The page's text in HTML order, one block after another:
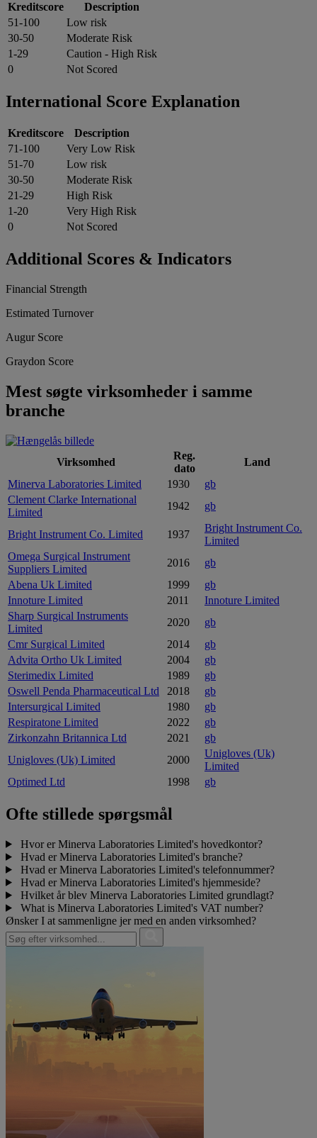
Kreditscore
Description
51-100
Low risk
30-50
Moderate Risk
1-29
Caution - High Risk
0
Not Scored
International Score Explanation
Kreditscore
Description
71-100
Very Low Risk
51-70
Low risk
30-50
Moderate Risk
21-29
High Risk
1-20
Very High Risk
0
Not Scored
Additional Scores & Indicators
Financial Strength
Estimated Turnover
Augur Score
Graydon Score
Mest søgte virksomheder i samme
branche
Virksomhed
Reg.
dato
Land
Minerva Laboratories Limited
1930
gb
Clement Clarke International
Limited
1942 gb
Bright Instrument Co. Limited 1937
Bright Instrument Co.
Limited
Omega Surgical Instrument
Suppliers Limited
2016
gb
Abena Uk Limited
1999
gb
Innoture Limited
2011
Innoture Limited
Sharp Surgical Instruments
Limited
2020
gb
Cmr Surgical Limited
2014
gb
Advita Ortho Uk Limited
2004
gb
Sterimedix Limited
1989
gb
Oswell Penda Pharmaceutical Ltd
2018
gb
Intersurgical Limited
1980
gb
Respiratone Limited
2022
gb
Zirkonzahn Britannica Ltd
2021
gb
Unigloves (Uk) Limited
2000
Unigloves (Uk)
Limited
Optimed Ltd
1998 gb
Ofte stillede spørgsmål
Hvor er Minerva Laboratories Limited's hovedkontor?
Hvad er Minerva Laboratories Limited's branche?
Hvad er Minerva Laboratories Limited's telefonnummer?
Hvad er Minerva Laboratories Limited's hjemmeside?
Hvilket år blev Minerva Laboratories Limited grundlagt?
What is Minerva Laboratories Limited's VAT number?
Ønsker I at sammenligne jer med en anden virksomhed?